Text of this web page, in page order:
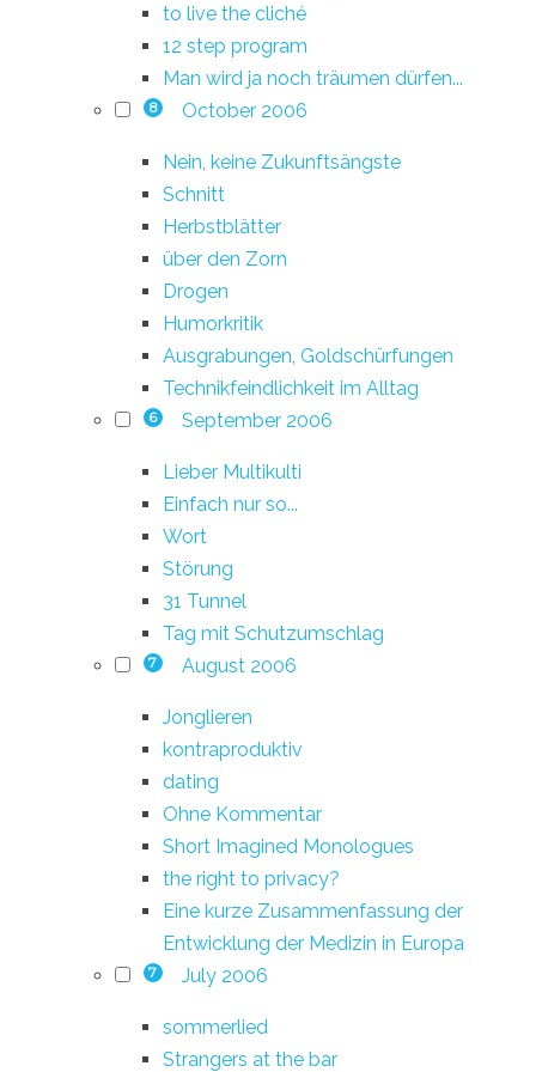
to live the cliché
12 step program
Man wird ja noch träumen dürfen...
8 October 2006
Nein, keine Zukunftsängste
Schnitt
Herbstblätter
über den Zorn
Drogen
Humorkritik
Ausgrabungen, Goldschürfungen
Technikfeindlichkeit im Alltag
6 September 2006
Lieber Multikulti
Einfach nur so...
Wort
Störung
31 Tunnel
Tag mit Schutzumschlag
7 August 2006
Jonglieren
kontraproduktiv
dating
Ohne Kommentar
Short Imagined Monologues
the right to privacy?
Eine kurze Zusammenfassung der
Entwicklung der Medizin in Europa
7 July 2006
sommerlied
Strangers at the bar